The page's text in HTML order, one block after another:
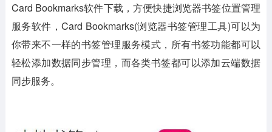
Card Bookmarks软件下载，方便快捷浏览器书签位置管理
服务软件，Card Bookmarks(浏览器书签管理工具)可以为
你带来不一样的书签管理服务模式，所有书签功能都可以
轻松添加数据同步管理，而各类书签都可以添加云端数据
同步服务。